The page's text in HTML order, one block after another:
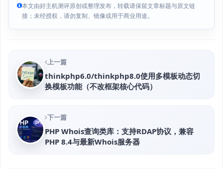
本文由好主机测评原创或整理发布，转载请保留文章标题与原文链
接；未经授权，请勿复制、镜像或用于商业用途。
上一篇
thinkphp6.0/thinkphp8.0使用多模板动态切
换模板功能（不改框架核心代码）
下一篇
PHP Whois查询类库：支持RDAP协议，兼容
PHP 8.4与最新Whois服务器